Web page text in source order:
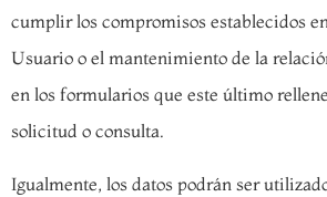
cumplir los compromisos establecidos
Usuario o el mantenimiento de la
en los formularios que este último
solicitud o consulta.
Igualmente, los datos podrán ser